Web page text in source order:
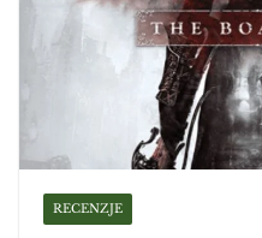
RECENZJE